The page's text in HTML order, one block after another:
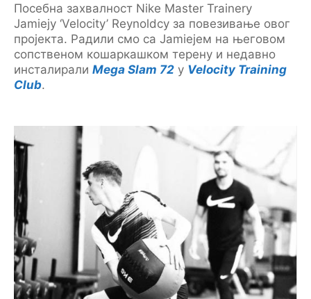
Посебна захвалност Nike Master Trainerу
Jamieју ‘Velocity’ Reynoldсу за повезивање овог
пројекта. Радили смо са Jamieјем на његовом
сопственом кошаркашком терену и недавно
инсталирали Mega Slam 72 у Velocity Training
Club.